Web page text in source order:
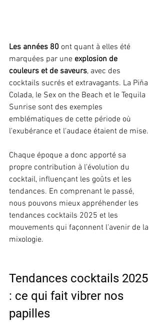
Les années 80 ont quant à elles été
marquées par une explosion de
couleurs et de saveurs, avec des
cocktails sucrés et extravagants. La Piña
Colada, le Sex on the Beach et le Tequila
Sunrise sont des exemples
emblématiques de cette période où
l'exubérance et l'audace étaient de mise.
Chaque époque a donc apporté sa
propre contribution à l'évolution du
cocktail, influençant les goûts et les
tendances. En comprenant le passé,
nous pouvons mieux appréhender les
tendances cocktails 2025 et les
mouvements qui façonnent l'avenir de la
mixologie.
Tendances cocktails 2025
: ce qui fait vibrer nos
papilles